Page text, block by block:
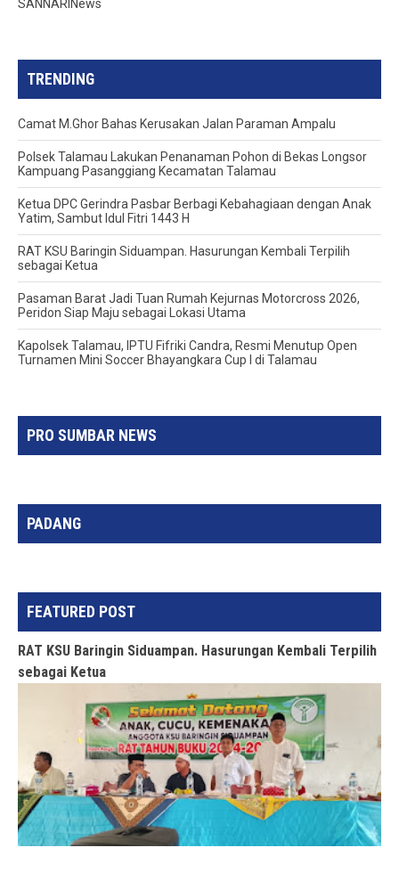
SANNARINews
TRENDING
Camat M.Ghor Bahas Kerusakan Jalan Paraman Ampalu
Polsek Talamau Lakukan Penanaman Pohon di Bekas Longsor
Kampuang Pasanggiang Kecamatan Talamau
Ketua DPC Gerindra Pasbar Berbagi Kebahagiaan dengan Anak
Yatim, Sambut Idul Fitri 1443 H
RAT KSU Baringin Siduampan. Hasurungan Kembali Terpilih
sebagai Ketua
Pasaman Barat Jadi Tuan Rumah Kejurnas Motorcross 2026,
Peridon Siap Maju sebagai Lokasi Utama
Kapolsek Talamau, IPTU Fifriki Candra, Resmi Menutup Open
Turnamen Mini Soccer Bhayangkara Cup I di Talamau
PRO SUMBAR NEWS
PADANG
FEATURED POST
RAT KSU Baringin Siduampan. Hasurungan Kembali Terpilih
sebagai Ketua